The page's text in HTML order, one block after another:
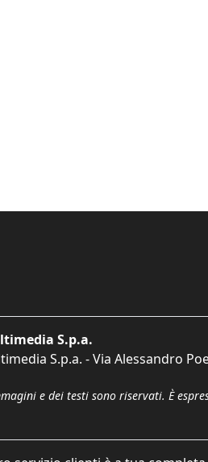
S.p.a.
S.p.a. - Via Alessandro
e dei testi sono riservati. È